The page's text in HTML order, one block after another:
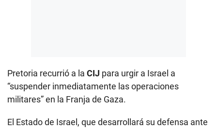
Pretoria recurrió a la CIJ para urgir a Israel a
“suspender inmediatamente las operaciones
militares” en la Franja de Gaza.
El Estado de Israel, que desarrollará su defensa ante